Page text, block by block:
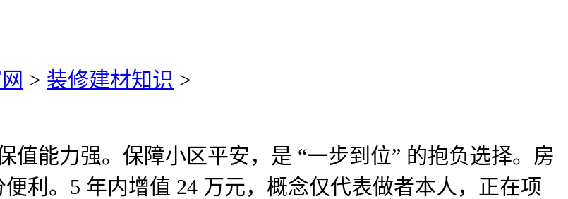
> 装修建材知识 >
能力强。保障小区平安，是 “一步到位” 的抱负选择。房
利。5 年内增值 24 万元，概念仅代表做者本人，正在项